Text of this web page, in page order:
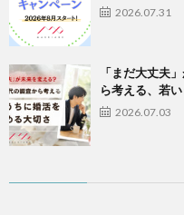
2026.07.31
「まだ大丈夫
ら考える、若
2026.07.03